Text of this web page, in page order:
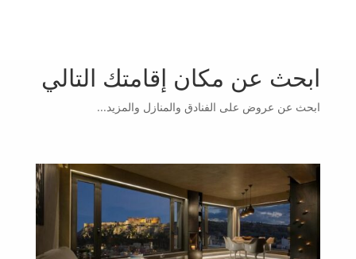
ابحث عن مكان إقامتك التالي
ابحث عن عروض على الفنادق والمنازل والمزيد...